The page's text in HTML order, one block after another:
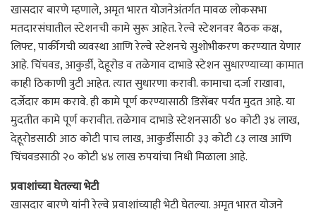
खासदार बारणे म्हणाले, अमृत भारत योजनेअंतर्गत मावळ लोकसभा
मतदारसंघातील स्टेशनची कामे सुरू आहेत. रेल्वे स्टेशनवर बैठक कक्ष,
लिफ्ट, पार्कींगची व्यवस्था आणि रेल्वे स्टेशनचे सुशोभीकरण करण्यात येणार
आहे. चिंचवड, आकुर्डी, देहूरोड व तळेगाव दाभाडे स्टेशन सुधारण्याच्या कामात
काही ठिकाणी त्रुटी आहेत. त्यात सुधारणा करावी. कामाचा दर्जा राखावा,
दर्जेदार काम करावे. ही कामे पूर्ण करण्यासाठी डिसेंबर पर्यंत मुदत आहे. या
मुदतीत कामे पूर्ण करावीत. तळेगाव दाभाडे स्टेशनसाठी ४० कोटी ३४ लाख,
देहूरोडसाठी आठ कोटी पाच लाख, आकुर्डीसाठी ३३ कोटी ८३ लाख आणि
चिंचवडसाठी २० कोटी ४४ लाख रुपयांचा निधी मिळाला आहे.
प्रवाशांच्या घेतल्या भेटी
खासदार बारणे यांनी रेल्वे प्रवाशांच्याही भेटी घेतल्या. अमृत भारत योजने